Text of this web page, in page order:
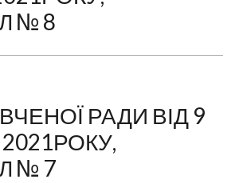
№ 8
РАДИ ВІД 9
№ 7